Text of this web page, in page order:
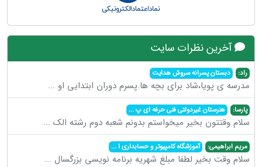
آخرین نظرات سایت
راد: دبستان پسرانه سروش هدایت
مدرسه ی پویا،شاد برای بچه ها.پسرم دوران ابتدایی او ...
پارسا: هنرستان غیردولتی فنی حرفه ای پ...
سلام وقتتون بخیر میخواستم بدونم شعبه دوم رشته الک ...
مریم ابراهیمی: آموزشگاه کامپیوتر و حسابداری ا...
سلام وقت بخیر لطفا مبلغ شهریه برنامه نویسی بزرگسال ...